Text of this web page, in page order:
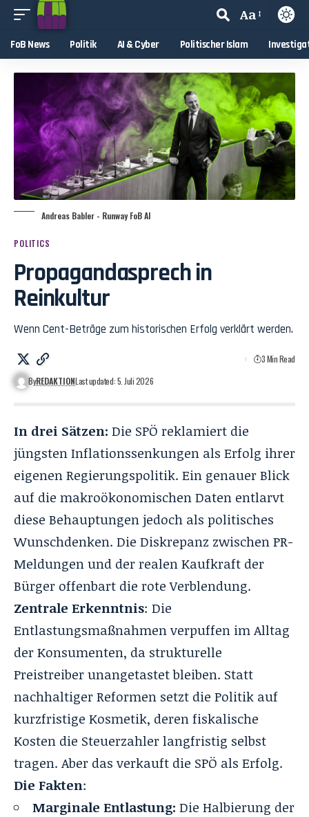
Aa
FoB News Politik AI & Cyber Politischer Islam
Andreas Babler - Runway FoB AI
POLITICS
Propagandasprech in
Reinkultur
Wenn Cent-Beträge zum historischen Erfolg verklärt werden.
ByREDAKTIONLast updated: 5. Juli 2026
3 Min Read
In drei Sätzen: Die SPÖ reklamiert die
jüngsten Inflationssenkungen als Erfolg ihrer
eigenen Regierungspolitik. Ein genauer Blick
auf die makroökonomischen Daten entlarvt
diese Behauptungen jedoch als politisches
Wunschdenken. Die Diskrepanz zwischen PR-
Meldungen und der realen Kaufkraft der
Bürger offenbart die rote Verblendung.
Zentrale Erkenntnis: Die
Entlastungsmaßnahmen verpuffen im Alltag
der Konsumenten, da strukturelle
Preistreiber unangetastet bleiben. Statt
nachhaltiger Reformen setzt die Politik auf
kurzfristige Kosmetik, deren fiskalische
Kosten die Steuerzahler langfristig selbst
tragen. Aber das verkauft die SPÖ als Erfolg.
Die Fakten:
Marginale Entlastung: Die Halbierung der